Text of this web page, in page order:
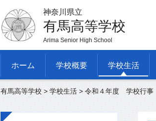
神奈川県立
有馬高等学校
Arima Senior High School
ホーム 学校概要 学校生活
有馬高等学校>学校生活> 令和４年度 学校行事